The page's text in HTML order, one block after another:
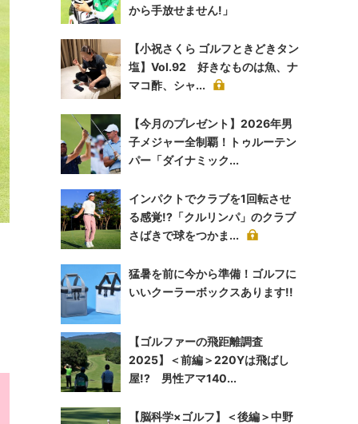
から手放せません!」
【小祝さくら ゴルフときどきタン
塩】Vol.92 好きなものは魚、ナ
マコ酢、シャ...
【今月のプレゼント】2026年男
子メジャー全制覇！トゥルーテン
パー「ダイナミック...
インパクトでクラブを1回転させ
る感覚!?「クルリンパ」のクラブ
さばきで球をつかま...
猛暑を前に今から準備！ゴルフに
いいクーラーボックスあります!!
【ゴルファーの飛距離調査
2025】＜前編＞220Yは飛ばし
屋!? 男性アマ140...
【脳科学×ゴルフ】＜後編＞中野